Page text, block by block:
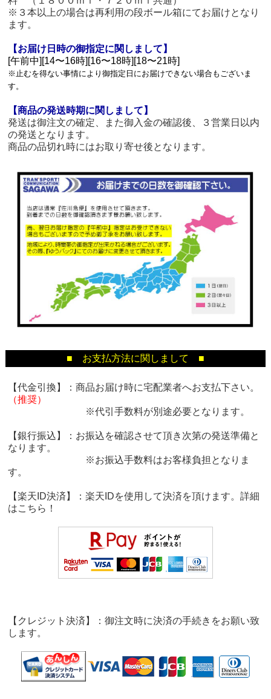
※３本以上の場合は再利用の段ボール箱にてお届けとなり
ます。
【お届け日時の御指定に関しまして】
[午前中][14〜16時][16〜18時][18〜21時]
※止むを得ない事情により御指定日にお届けできない場合もございま
す。
【商品の発送時期に関しまして】
発送は御注文の確定、また御入金の確認後、３営業日以内
の発送となります。
商品の品切れ時にはお取り寄せ後となります。
■ お支払方法に関しまして ■
【代金引換】：商品お届け時に宅配業者へお支払下さい。
（推奨）
※代引手数料が別途必要となります。
【銀行振込】：お振込を確認させて頂き次第の発送準備と
なります。
※お振込手数料はお客様負担となりま
す。
【楽天ID決済】：楽天IDを使用して決済を頂けます。詳細
はこちら！
【クレジット決済】：御注文時に決済の手続きをお願い致
します。